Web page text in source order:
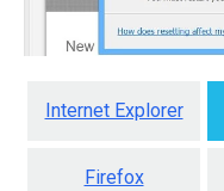
Internet Explorer
Firefox